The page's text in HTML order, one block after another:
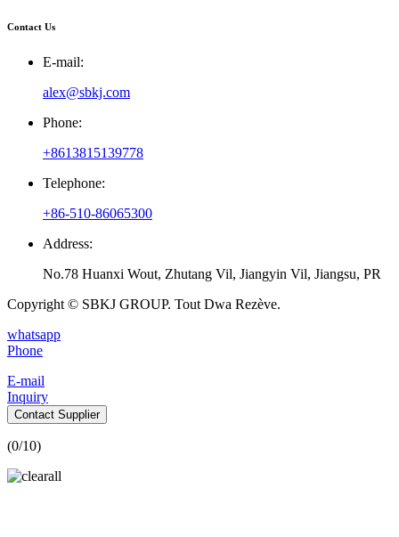
Contact Us
E-mail:
alex@sbkj.com
Phone:
+8613815139778
Telephone:
+86-510-86065300
Address:
No.78 Huanxi Wout, Zhutang Vil, Jiangyin Vil, Jiangsu, PR
Copyright © SBKJ GROUP. Tout Dwa Rezève.
whatsapp
Phone
E-mail
Inquiry
Contact Supplier
(0/10)